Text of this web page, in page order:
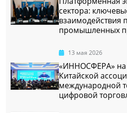
сектора:
взаимодействия
промышленных
13 мая 2026
«ИННОСФЕРА» на
Китайской
международной
цифровой